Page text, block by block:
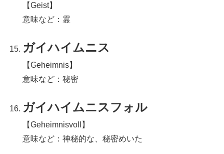
【Geist】
意味など：霊
ガイハイムニス
【Geheimnis】
意味など：秘密
ガイハイムニスフォル
【Geheimnisvoll】
意味など：神秘的な、秘密めいた